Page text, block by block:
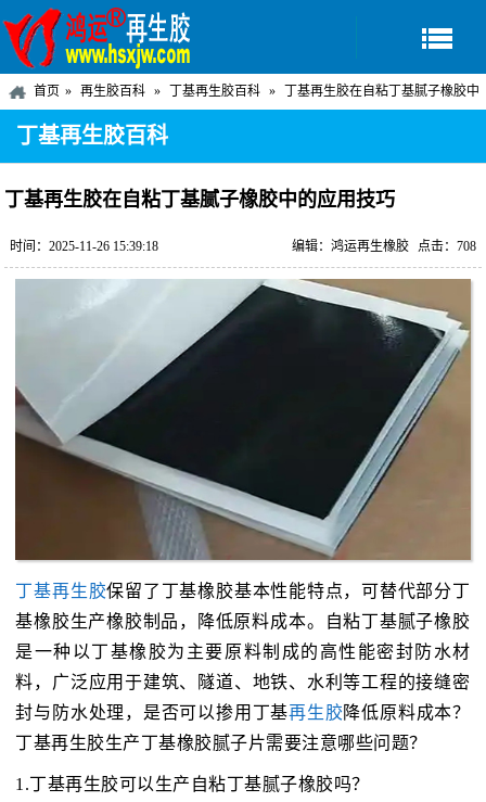
首页 再生胶百科 丁基再生胶百科 丁基再生胶在自粘丁基腻子橡胶中
的应用技巧
丁基再生胶百科
丁基再生胶在自粘丁基腻子橡胶中的应用技巧
时间：2025-11-26 15:39:18 点击：708
编辑：鸿运再生橡胶
丁基再生胶保留了丁基橡胶基本性能特点，可替代部分丁
基橡胶生产橡胶制品，降低原料成本。‌自粘丁基腻子橡胶‌
是一种以丁基橡胶为主要原料制成的高性能密封防水材
料，广泛应用于建筑、隧道、地铁、水利等工程的接缝密
封与防水处理，是否可以掺用丁基再生胶降低原料成本？
丁基再生胶生产丁基橡胶腻子片需要注意哪些问题？
1.丁基再生胶可以生产自粘丁基腻子橡胶吗？